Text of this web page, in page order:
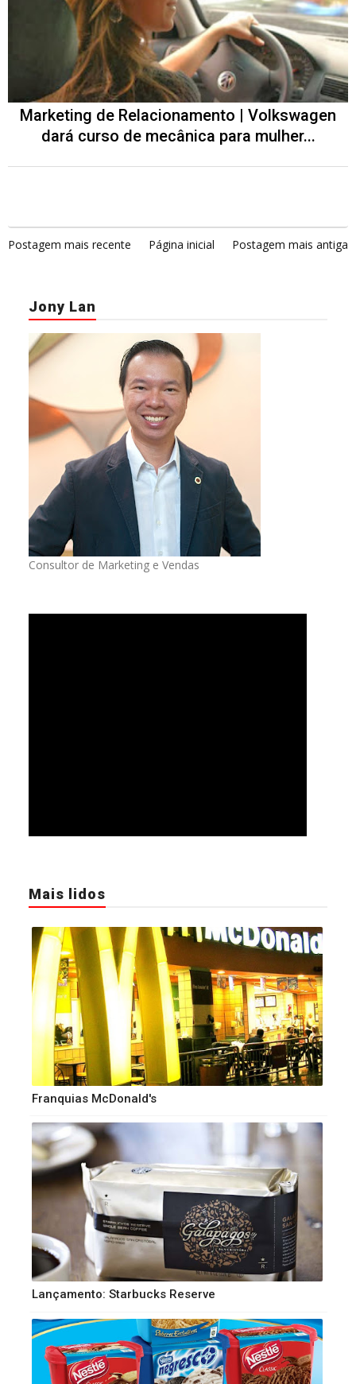
Marketing de Relacionamento | Volkswagen
dará curso de mecânica para mulher...
Postagem mais recente Página inicial Postagem mais antiga
Jony Lan
Consultor de Marketing e Vendas
Mais lidos
Franquias McDonald's
Lançamento: Starbucks Reserve